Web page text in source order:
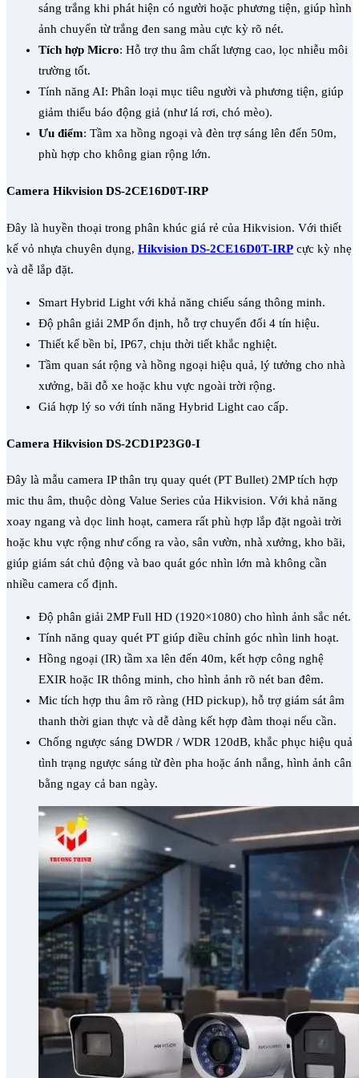
sáng trắng khi phát hiện có người hoặc phương tiện, giúp hình
ảnh chuyển từ trắng đen sang màu cực kỳ rõ nét.
Tích hợp Micro: Hỗ trợ thu âm chất lượng cao, lọc nhiễu môi
trường tốt.
Tính năng AI: Phân loại mục tiêu người và phương tiện, giúp
giảm thiểu báo động giả (như lá rơi, chó mèo).
Ưu điểm: Tầm xa hồng ngoại và đèn trợ sáng lên đến 50m,
phù hợp cho không gian rộng lớn.
Camera Hikvision DS-2CE16D0T-IRP
Đây là huyền thoại trong phân khúc giá rẻ của Hikvision. Với thiết
kế vỏ nhựa chuyên dụng, Hikvision DS-2CE16D0T-IRP cực kỳ nhẹ
và dễ lắp đặt.
Smart Hybrid Light với khả năng chiếu sáng thông minh.
Độ phân giải 2MP ổn định, hỗ trợ chuyển đổi 4 tín hiệu.
Thiết kế bền bỉ, IP67, chịu thời tiết khắc nghiệt.
Tầm quan sát rộng và hồng ngoại hiệu quả, lý tưởng cho nhà
xưởng, bãi đỗ xe hoặc khu vực ngoài trời rộng.
Giá hợp lý so với tính năng Hybrid Light cao cấp.
Camera Hikvision DS-2CD1P23G0-I
Đây là mẫu camera IP thân trụ quay quét (PT Bullet) 2MP tích hợp
mic thu âm, thuộc dòng Value Series của Hikvision. Với khả năng
xoay ngang và dọc linh hoạt, camera rất phù hợp lắp đặt ngoài trời
hoặc khu vực rộng như cổng ra vào, sân vườn, nhà xưởng, kho bãi,
giúp giám sát chủ động và bao quát góc nhìn lớn mà không cần
nhiều camera cố định.
Độ phân giải 2MP Full HD (1920×1080) cho hình ảnh sắc nét.
Tính năng quay quét PT giúp điều chỉnh góc nhìn linh hoạt.
Hồng ngoại (IR) tầm xa lên đến 40m, kết hợp công nghệ
EXIR hoặc IR thông minh, cho hình ảnh rõ nét ban đêm.
Mic tích hợp thu âm rõ ràng (HD pickup), hỗ trợ giám sát âm
thanh thời gian thực và dễ dàng kết hợp đàm thoại nếu cần.
Chống ngược sáng DWDR / WDR 120dB, khắc phục hiệu quả
tình trạng ngược sáng từ đèn pha hoặc ánh nắng, hình ảnh cân
bằng ngay cả ban ngày.